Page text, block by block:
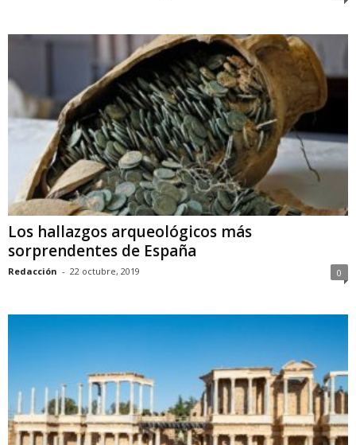
Los hallazgos arqueológicos más
sorprendentes de España
Redacción - 22 octubre, 2019 0